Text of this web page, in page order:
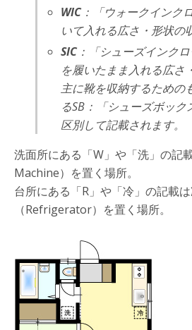
WIC：「ウォークインク
いて入れる広さ・形状の
SIC：「シューズインク
を履いたまま入れる広さ
主に靴を収納するための
るSB：「シューズボック
区別して記載されます。
洗面所にある「W」や「洗」の記
Machine）を置く場所。
台所にある「R」や「冷」の記載
（Refrigerator）を置く場所。